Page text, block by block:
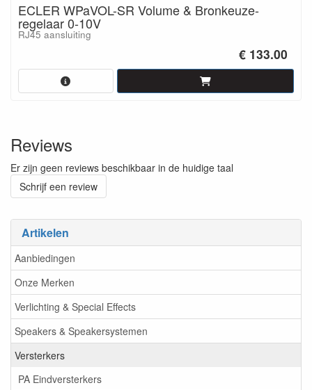
Artikelen
Aanbiedingen
Onze Merken
Verlichting & Special Effects
Speakers & Speakersystemen
Versterkers
PA Eindversterkers
ECLER WPaVOL-SR Volume & Bronkeuze-
regelaar 0-10V
RJ45 aansluiting
€ 133.00
Reviews
Er zijn geen reviews beschikbaar in de huidige taal
Schrijf een review